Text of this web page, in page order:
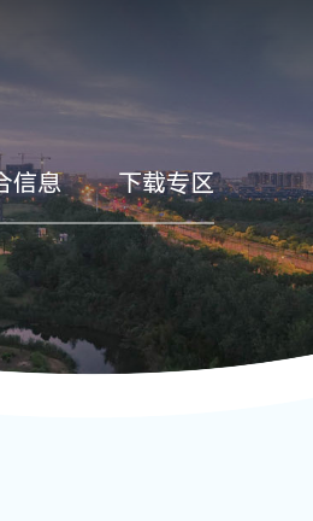
信息 下载专区